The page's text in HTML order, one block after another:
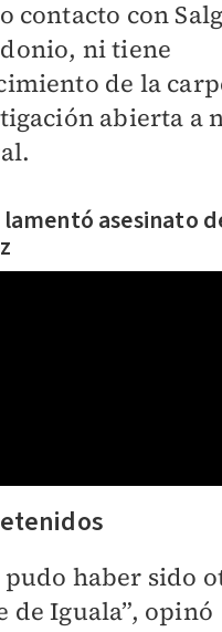
contacto con
ni tiene
de la
abierta a
lamentó asesinato
pudo haber sido
de Iguala”, opinó